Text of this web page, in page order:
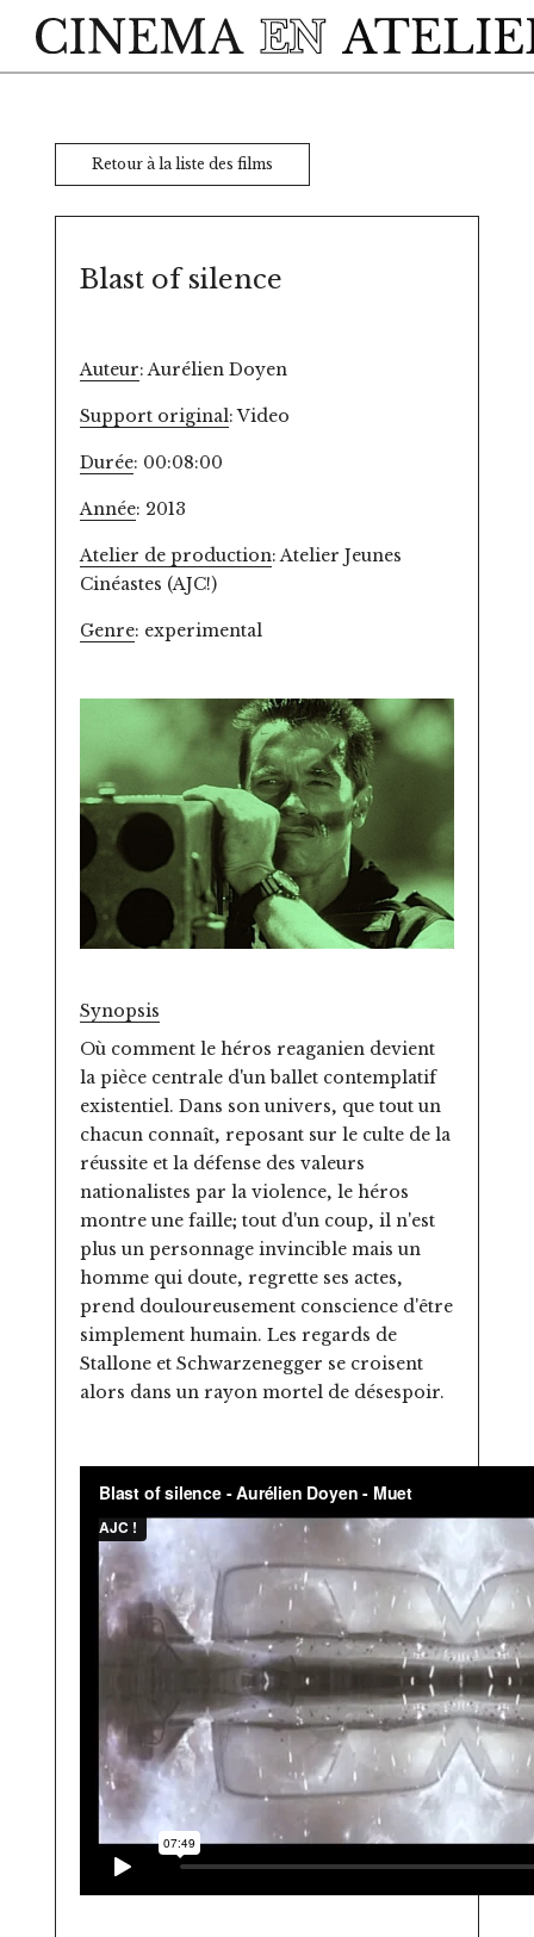
Retour à la liste des films
Blast of silence
Auteur: Aurélien Doyen
Support original: Video
Durée: 00:08:00
Année: 2013
Atelier de production: Atelier Jeunes
Cinéastes (AJC!)
Genre: experimental
Synopsis
Où comment le héros reaganien devient
la pièce centrale d'un ballet contemplatif
existentiel. Dans son univers, que tout un
chacun connaît, reposant sur le culte de la
réussite et la défense des valeurs
nationalistes par la violence, le héros
montre une faille; tout d'un coup, il n'est
plus un personnage invincible mais un
homme qui doute, regrette ses actes,
prend douloureusement conscience d'être
simplement humain. Les regards de
Stallone et Schwarzenegger se croisent
alors dans un rayon mortel de désespoir.